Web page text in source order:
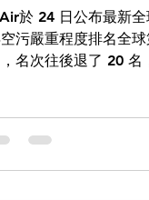
於 24 日公布最新
污嚴重程度排名全
名次往後退了 20 名
我們可以鬆一口氣
仍高於世界衛生組